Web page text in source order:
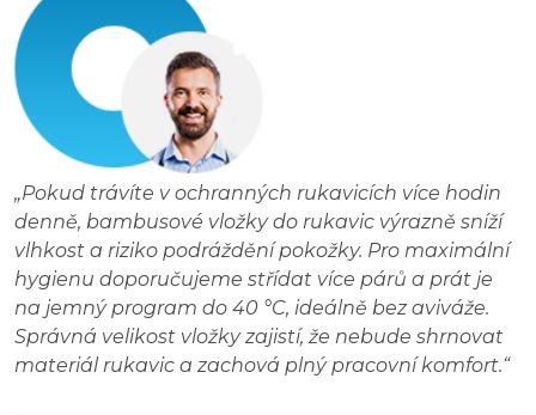
„Pokud trávíte v ochranných rukavicích více hodin
denně, bambusové vložky do rukavic výrazně sníží
vlhkost a riziko podráždění pokožky. Pro maximální
hygienu doporučujeme střídat více párů a prát je
na jemný program do 40 °C, ideálně bez aviváže.
Správná velikost vložky zajistí, že nebude shrnovat
materiál rukavic a zachová plný pracovní komfort.“